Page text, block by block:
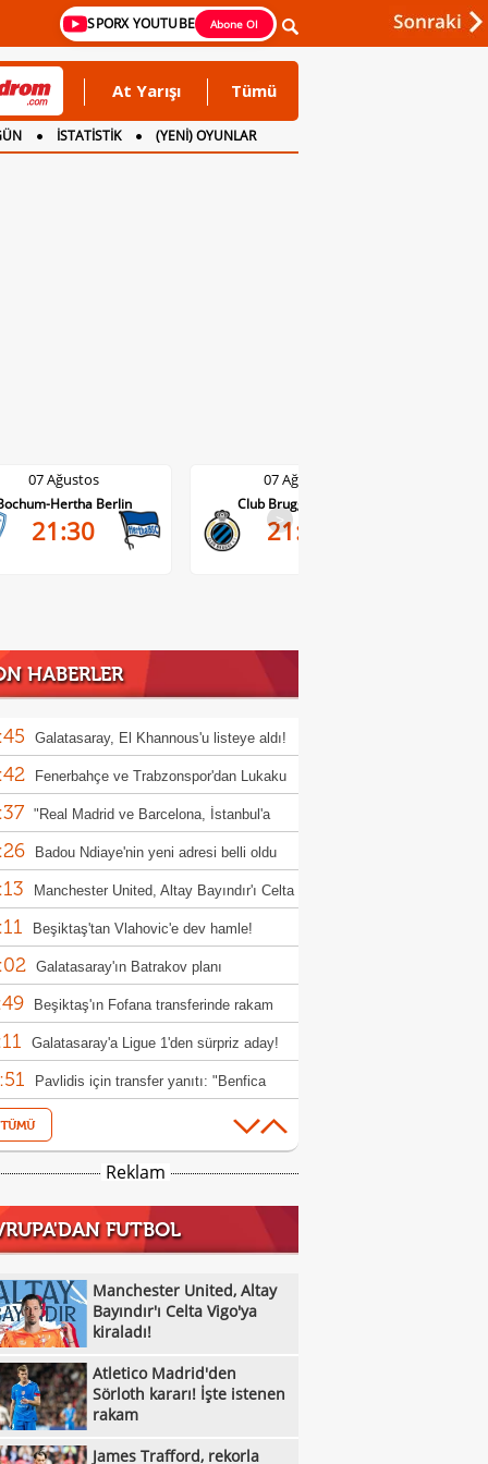
SPORX YOUTUBE Abone Ol
At Yarışı Tümü
İSTATİSTİK
(YENİ) OYUNLAR
07 Ağustos
Hertha Berlin
21:30
07 Ağustos
Club Brugge-Kortrijk
21:45
>
HABERLER
Galatasaray, El Khannous'u listeye aldı!
Fenerbahçe ve Trabzonspor'dan Lukaku
"Real Madrid ve Barcelona, İstanbul'a
iddiası!
Badou Ndiaye'nin yeni adresi belli oldu
Manchester United, Altay Bayındır'ı Celta
kiraladı!
Beşiktaş'tan Vlahovic'e dev hamle!
da masada
Galatasaray'ın Batrakov planı
Beşiktaş'ın Fofana transferinde rakam
Galatasaray'a Ligue 1'den sürpriz aday!
Pavlidis için transfer yanıtı: "Benfica
çok önemli"
Göztepe, Bundesliga'ya bir yıldız daha
hazırlanıyor!
Çek basını: "Acımasız yenilgi"
yanıt bekliyor
Fenerbahçe'den Martinelli hamlesi
Yazarlardan Beşiktaş yorumları
Rafael Leao, Galatasaray'a çok yakın!
masadaki rakam
Mauro Icardi'den Galatasaray'ın teklifine
Beşiktaş'ın galibiyeti sonrası ülke
Reklam
FUTBOL
Manchester United, Altay
Bayındır'ı Celta Vigo'ya
kiraladı!
Atletico Madrid'den
Sörloth kararı! İşte istenen
rakam
James Trafford, rekorla